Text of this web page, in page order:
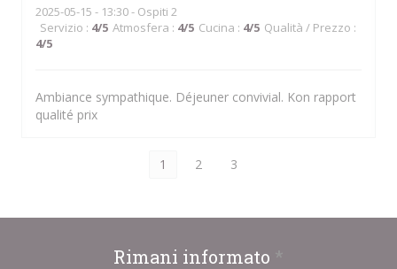
2025-05-15 - 13:30 - Ospiti 2
Servizio : 4/5 Atmosfera : 4/5 Cucina : 4/5 Qualità / Prezzo :
4/5
Ambiance sympathique. Déjeuner convivial. Kon rapport
qualité prix
1 2 3
Rimani informato